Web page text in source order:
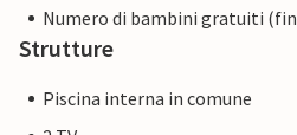
Numero di bambini gratuiti
Strutture
Piscina interna in comune